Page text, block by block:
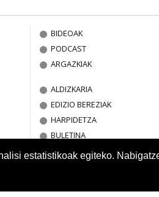
estatistikoak egiteko.
BIDEOAK
PODCAST
ARGAZKIAK
ALDIZKARIA
EDIZIO BEREZIAK
HARPIDETZA
BULETINA